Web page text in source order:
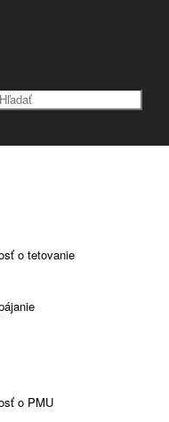
o tetovanie
o PMU